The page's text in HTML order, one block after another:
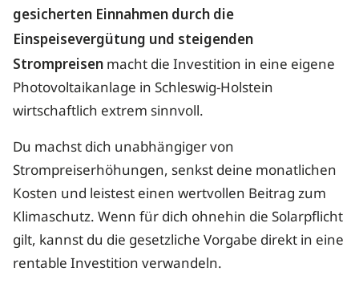
gesicherten Einnahmen durch die
Einspeisevergütung und steigenden
Strompreisen macht die Investition in eine eigene
Photovoltaikanlage in Schleswig-Holstein
wirtschaftlich extrem sinnvoll.
Du machst dich unabhängiger von
Strompreiserhöhungen, senkst deine monatlichen
Kosten und leistest einen wertvollen Beitrag zum
Klimaschutz. Wenn für dich ohnehin die Solarpflicht
gilt, kannst du die gesetzliche Vorgabe direkt in eine
rentable Investition verwandeln.